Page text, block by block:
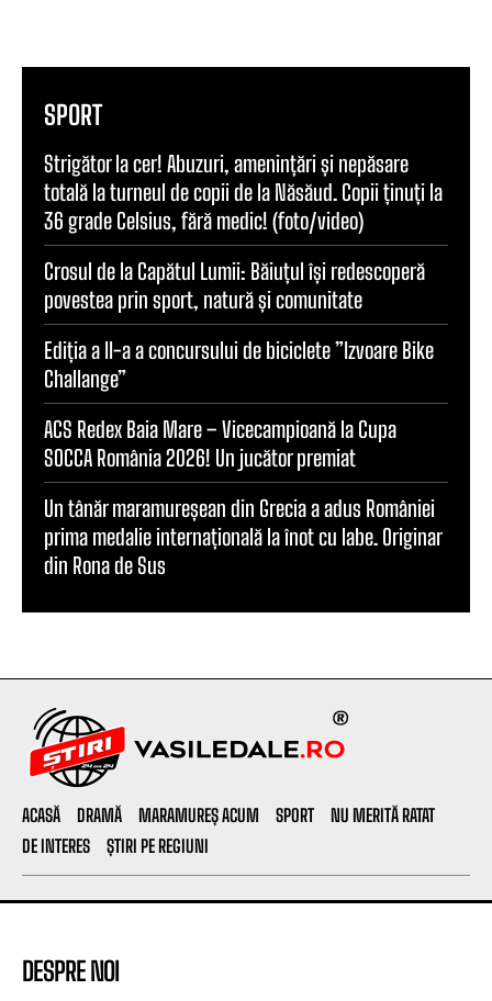
SPORT
Strigător la cer! Abuzuri, amenințări și nepăsare
totală la turneul de copii de la Năsăud. Copii ținuți la
36 grade Celsius, fără medic! (foto/video)
Crosul de la Capătul Lumii: Băiuțul își redescoperă
povestea prin sport, natură și comunitate
Ediția a II-a a concursului de biciclete ”Izvoare Bike
Challange”
ACS Redex Baia Mare – Vicecampioană la Cupa
SOCCA România 2026! Un jucător premiat
Un tânăr maramureșean din Grecia a adus României
prima medalie internațională la înot cu labe. Originar
din Rona de Sus
ACASĂ DRAMĂ MARAMUREȘ ACUM SPORT
NU MERITĂ RATAT
DE INTERES
ȘTIRI PE REGIUNI
DESPRE NOI